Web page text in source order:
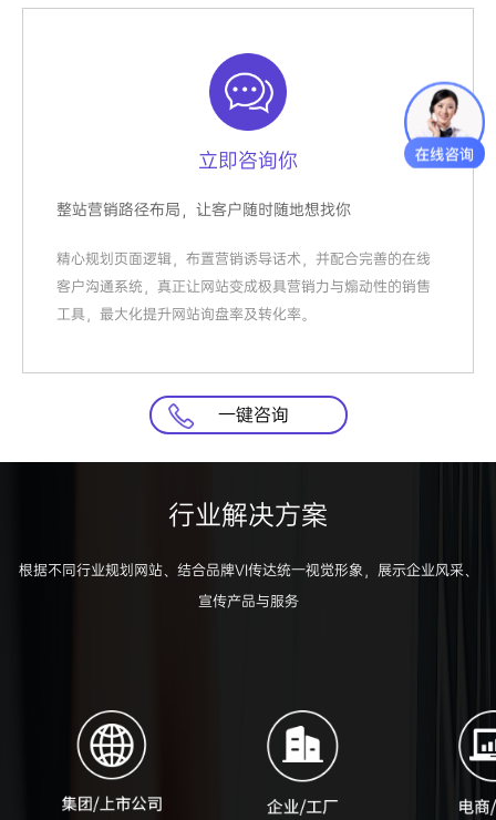
立即咨询你
整站营销路径布局，让客户随时随地想找你
精心规划页面逻辑，布置营销诱导话术，并配合完善的在线
客户沟通系统，真正让网站变成极具营销力与煽动性的销售
工具，最大化提升网站询盘率及转化率。
一键咨询
行业解决方案
根据不同行业规划网站、结合品牌VI传达统一视觉形象，展示企业风采、
宣传产品与服务